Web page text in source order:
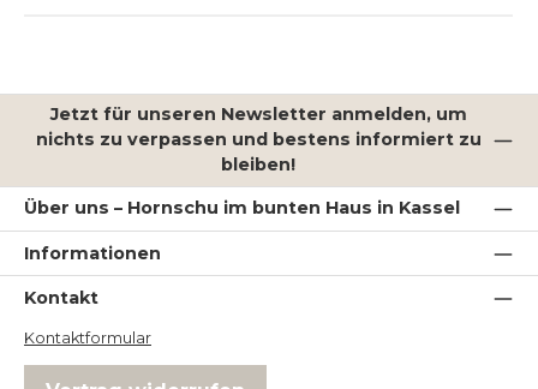
Jetzt für unseren Newsletter anmelden, um
nichts zu verpassen und bestens informiert zu
bleiben!
Über uns – Hornschu im bunten Haus in Kassel
Informationen
Kontakt
Kontaktformular